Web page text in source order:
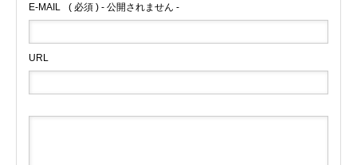
E-MAIL ( 必須 ) - 公開されません -
URL